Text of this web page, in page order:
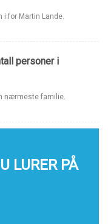
i for Martin Lande.
personer i
nærmeste familie.
LURER PÅ